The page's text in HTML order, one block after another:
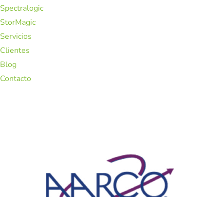
Spectralogic
StorMagic
Servicios
Clientes
Blog
Contacto